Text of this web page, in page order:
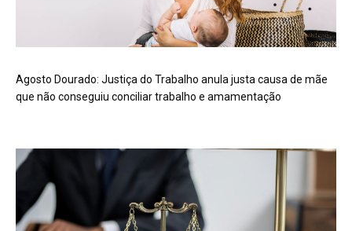
Agosto Dourado: Justiça do Trabalho anula justa causa de mãe
que não conseguiu conciliar trabalho e amamentação